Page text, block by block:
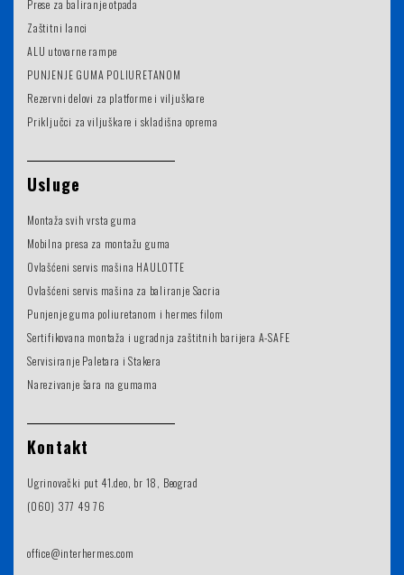
Prese za baliranje otpada
Zaštitni lanci
ALU utovarne rampe
PUNJENJE GUMA POLIURETANOM
Rezervni delovi za platforme i viljuškare
Priključci za viljuškare i skladišna oprema
Usluge
Montaža svih vrsta guma
Mobilna presa za montažu guma
Ovlašćeni servis mašina HAULOTTE
Ovlašćeni servis mašina za baliranje Sacria
Punjenje guma poliuretanom i hermes filom
Sertifikovana montaža i ugradnja zaštitnih barijera A-SAFE
Servisiranje Paletara i Stakera
Narezivanje šara na gumama
Kontakt
Ugrinovački put 41.deo, br 18, Beograd
(060) 377 49 76
office@interhermes.com